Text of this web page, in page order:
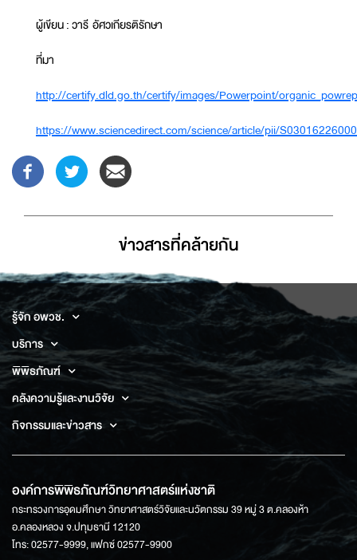
ผู้เขียน : วารี อัศวเกียรติรักษา
ที่มา
http://certify.dld.go.th/certify/images/Powerpoint/
https://www.sciencedirect.com/science/article/pii/
ข่าวสารที่่คล้ายกัน
รู้จัก อพวช.
บริการ
พิพิธภัณฑ์
คลังความรู้และงานวิจัย
กิจกรรมและข่าวสาร
องค์การพิพิธภัณฑ์วิทยาศาสตร์แห่งชาติ
กระทรวงการอุดมศึกษา วิทยาศาสตร์วิจัยและนวัตกรรม 39 หมู่ 3 ต.คลองห้า
อ.คลองหลวง จ.ปทุมธานี 12120
โทร: 02577-9999, แฟกซ์ 02577-9900